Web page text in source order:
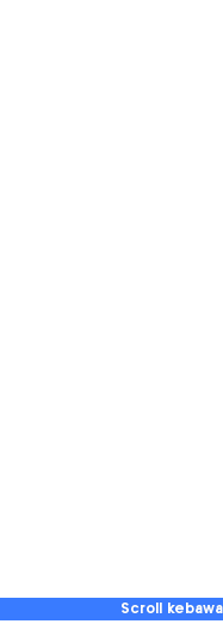
Scroll